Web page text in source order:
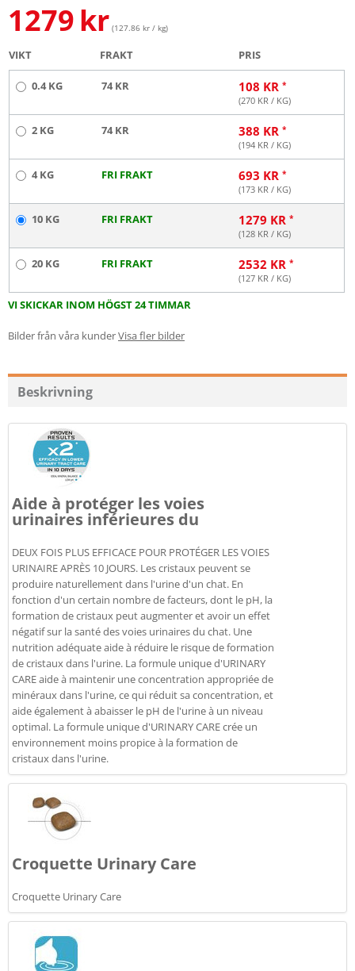
1279kr (127.86 kr / kg)
VIKT FRAKT PRIS
0.4 KG 74 KR 108 KR
(270 KR / KG)
2 KG 74 KR 388 KR
(194 KR / KG)
4 KG FRI FRAKT 693 KR
(173 KR / KG)
10 KG FRI FRAKT 1279 KR
(128 KR / KG)
20 KG FRI FRAKT 2532 KR
(127 KR / KG)
VI SKICKAR INOM HÖGST 24 TIMMAR
Bilder från våra kunderVisa fler bilder
Beskrivning
Aide à protéger les voies
urinaires inférieures du
DEUX FOIS PLUS EFFICACE POUR PROTÉGER LES VOIES
URINAIRE APRÈS 10 JOURS. Les cristaux peuvent se
produire naturellement dans l'urine d'un chat. En
fonction d'un certain nombre de facteurs, dont le pH, la
formation de cristaux peut augmenter et avoir un effet
négatif sur la santé des voies urinaires du chat. Une
nutrition adéquate aide à réduire le risque de formation
de cristaux dans l'urine. La formule unique d'URINARY
CARE aide à maintenir une concentration appropriée de
minéraux dans l'urine, ce qui réduit sa concentration, et
aide également à abaisser le pH de l'urine à un niveau
optimal. La formule unique d'URINARY CARE crée un
environnement moins propice à la formation de
cristaux dans l'urine.
Croquette Urinary Care
Croquette Urinary Care